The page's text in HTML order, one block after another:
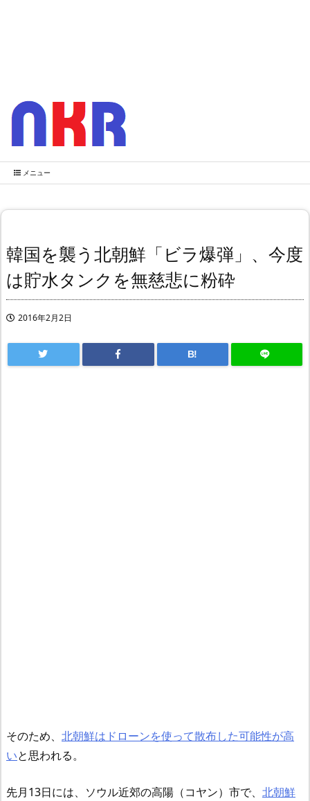
メニュー
韓国を襲う北朝鮮「ビラ爆弾」、今度
は貯水タンクを無慈悲に粉砕
2016年2月2日
B!
そのため、 北朝鮮はドローンを使って散布した可能性が高
いと思われる。
先月13日には、ソウル近郊の高陽（コヤン）市で、 北朝鮮